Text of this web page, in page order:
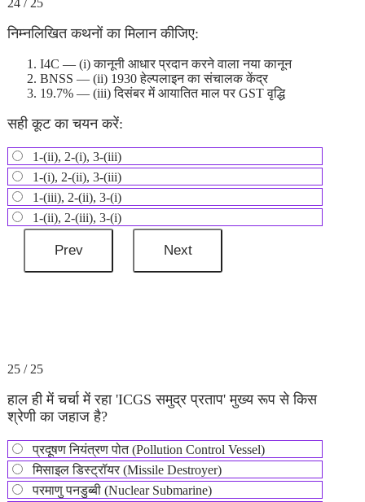
निम्नलिखित कथनों का मिलान कीजिए:
I4C — (i) कानूनी आधार प्रदान करने वाला नया कानून
BNSS — (ii) 1930 हेल्पलाइन का संचालक केंद्र
19.7% — (iii) दिसंबर में आयातित माल पर GST वृद्धि
सही कूट का चयन करें:
1-(ii), 2-(i), 3-(iii)
1-(i), 2-(ii), 3-(iii)
1-(iii), 2-(ii), 3-(i)
1-(ii), 2-(iii), 3-(i)
25 / 25
हाल ही में चर्चा में रहा 'ICGS समुद्र प्रताप' मुख्य रूप से किस
श्रेणी का जहाज है?
प्रदूषण नियंत्रण पोत (Pollution Control Vessel)
मिसाइल डिस्ट्रॉयर (Missile Destroyer)
परमाणु पनडुब्बी (Nuclear Submarine)